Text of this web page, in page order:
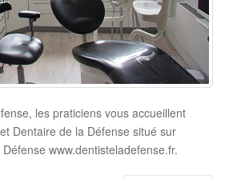
les praticiens vous accueillent
Dentaire de la Défense situé sur
Défense www.dentisteladefense.fr.